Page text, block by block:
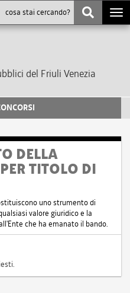
del Friuli Venezia
DELLA
TITOLO DI
uno strumento di
valore giuridico e la
che ha emanato il bando.